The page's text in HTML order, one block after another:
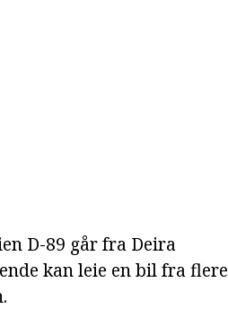
D-89 går fra Deira
kan leie en bil fra flere